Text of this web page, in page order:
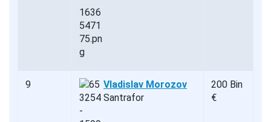
9
Vladislav Morozov
Santrafor
200 Bin
€